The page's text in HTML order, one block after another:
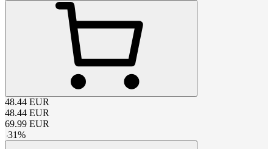
48.44 EUR
48.44 EUR
69.99 EUR
-31%